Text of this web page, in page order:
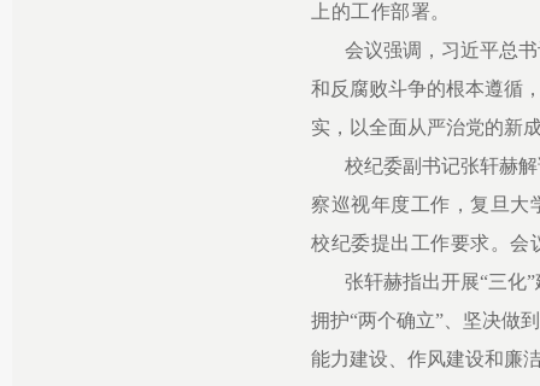
上的工作部署。
会议强调，习近平总
和反腐败斗争的根本遵循
实，以全面从严治党的新
校纪委副书记张轩赫
察巡视年度工作，复旦大
校纪委提出工作要求。会
张轩赫指出开展“三化
拥护“两个确立”、坚决做
能力建设、作风建设和廉